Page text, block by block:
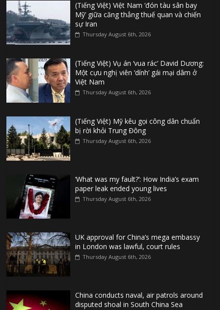
(Tiếng Việt) Việt Nam ‘đón tàu sân bay
Mỹ’ giữa căng thẳng thuế quan và chiến
sự Iran
Thursday August 6th, 2026
(Tiếng Việt) Vụ án ‘vua rác’ David Dương:
Một cựu nghị viên ‘dính’ gái mại dâm ở
Việt Nam
Thursday August 6th, 2026
(Tiếng Việt) Mỹ kêu gọi công dân chuẩn
bị rời khỏi Trung Đông
Thursday August 6th, 2026
‘What was my fault?’: How India’s exam
paper leak ended young lives
Thursday August 6th, 2026
UK approval for China’s mega embassy
in London was lawful, court rules
Thursday August 6th, 2026
China conducts naval, air patrols around
disputed shoal in South China Sea